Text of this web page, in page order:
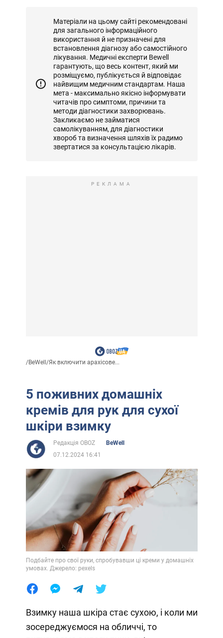
Матеріали на цьому сайті рекомендовані
для загального інформаційного
використання й не призначені для
встановлення діагнозу або самостійного
лікування. Медичні експерти Bewell
гарантують, що весь контент, який ми
розміщуємо, публікується й відповідає
найвищим медичним стандартам. Наша
мета - максимально якісно інформувати
читачів про симптоми, причини та
методи діагностики захворювань.
Закликаємо не займатися
самолікуванням, для діагностики
хвороб та визначення шляхів їх радимо
звертатися за консультацією лікарів.
РЕКЛАМА
/BeWell/Як включити арахісове...
5 поживних домашніх
кремів для рук для сухої
шкіри взимку
Редакція OBOZ
BeWell
07.12.2024 16:41
Подбайте про свої руки, спробувавши ці креми у домашніх
умовах. Джерело: pexels
Взимку наша шкіра стає сухою, і коли ми
зосереджуємося на обличчі, то